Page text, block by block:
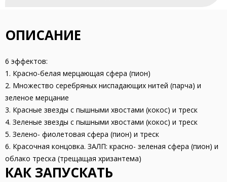
ОПИСАНИЕ
6 эффектов:
1. Красно-белая мерцающая сфера (пион)
2. Множество серебряных ниспадающих нитей (парча) и
зеленое мерцание
3. Красные звезды с пышными хвостами (кокос) и треск
4. Зеленые звезды с пышными хвостами (кокос) и треск
5. Зелено- фиолетовая сфера (пион) и треск
6. Красочная концовка. ЗАЛП: красно- зеленая сфера (пион) и
облако треска (трещащая хризантема)
КАК ЗАПУСКАТЬ